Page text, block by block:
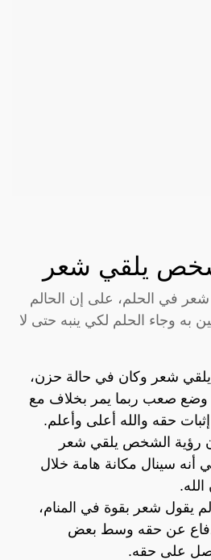
يلقي شعر
في الحلم، على إن الحالم
به وجاء الحلم لكي ينبه حتى لا
شعر وكان في حالة حزن،
وضع صعب ربما يمر بخلاف مع
حقه والله أعلى وأعلم.
رؤية الشخص يلقي شعر
أنه سينال مكانة هامة خلال
الله.
يقول شعر بقوة في المنام،
عن حقه وسط بعض
على حقه.